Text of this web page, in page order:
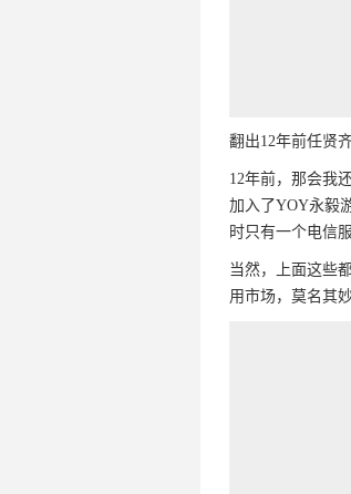
翻出12年前任贤
12年前，那会我
加入了YOY永毅
时只有一个电信
当然，上面这些
用市场，莫名其